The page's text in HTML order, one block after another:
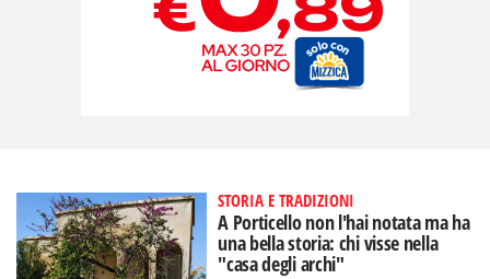
STORIA E TRADIZIONI
A Porticello non l'hai notata ma ha
una bella storia: chi visse nella
"casa degli archi"